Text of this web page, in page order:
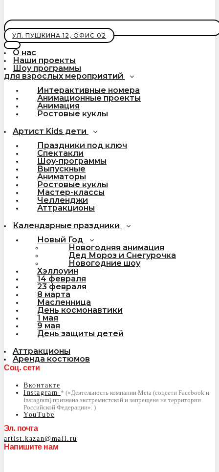
УЛ. ПУШКИНА 12, ОФИС 02
О нас
Наши проекты
Шоу программы
для взрослых мероприятий
Интерактивные номера
Анимационные проекты
Анимация
Ростовые куклы
Артист Kids дети
Праздники под ключ
Спектакли
Шоу-программы
Выпускные
Аниматоры
Ростовые куклы
Мастер-классы
Челленджи
Аттракционы
Календарные праздники
Новый Год
Новогодняя анимация
Дед Мороз и Снегурочка
Новогодние шоу
Хэллоуин
14 февраля
23 февраля
8 марта
Масленница
День космонавтики
1 мая
9 мая
День защиты детей
Аттракционы
Аренда костюмов
Соц. сети
Вконтакте
Instagram
YouTube
Эл. почта
artist.kazan@mail.ru
Напишите нам